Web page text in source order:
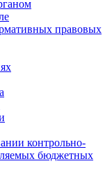
правовых
контрольно-
бюджетных